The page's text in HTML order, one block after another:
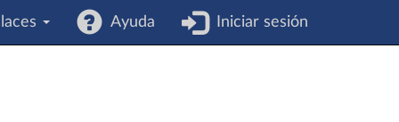
Ayuda Iniciar sesión